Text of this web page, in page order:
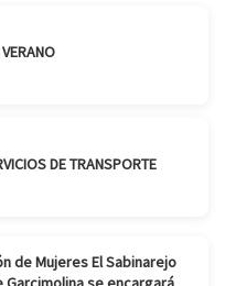
DE TRANSPORTE
de Mujeres El Sabinarejo